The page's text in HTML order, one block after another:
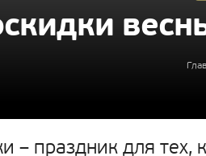
– праздник для тех,